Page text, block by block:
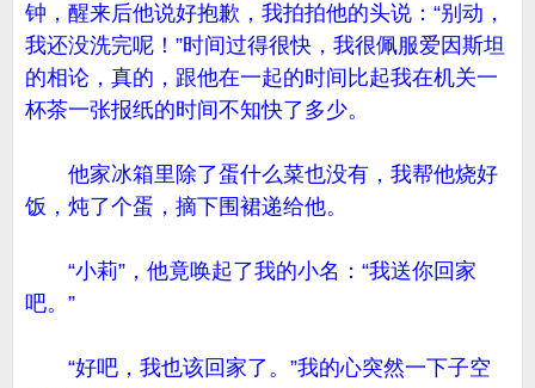
钟，醒来后他说好抱歉，我拍拍他的头说：“别动，
我还没洗完呢！”时间过得很快，我很佩服爱因斯坦
的相论，真的，跟他在一起的时间比起我在机关一
杯茶一张报纸的时间不知快了多少。
他家冰箱里除了蛋什么菜也没有，我帮他烧好
饭，炖了个蛋，摘下围裙递给他。
“小莉”，他竟唤起了我的小名：“我送你回家
吧。”
“好吧，我也该回家了。”我的心突然一下子空